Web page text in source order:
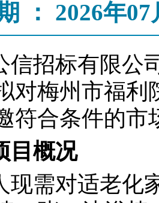
： 2026年07
信招标有限公
对梅州市福利
符合条件的市
目概况
现需对适老化